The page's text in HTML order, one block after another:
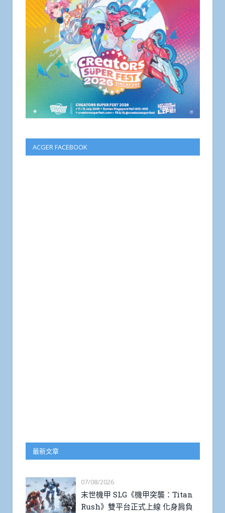
ACGER FACEBOOK
最新文章
07/08/2026
末世機甲 SLG《機甲突襲：Titan
Rush》雙平台正式上線 化身肩負